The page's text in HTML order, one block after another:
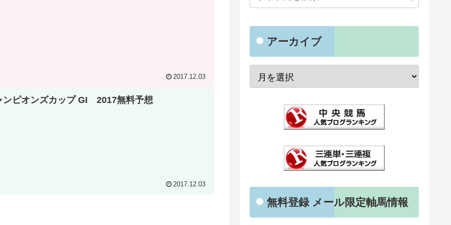
2017.12.03
ンピオンズカップ GI 2017無料予想
2017.12.03
アーカイブ
無料登録 メール限定軸馬情報